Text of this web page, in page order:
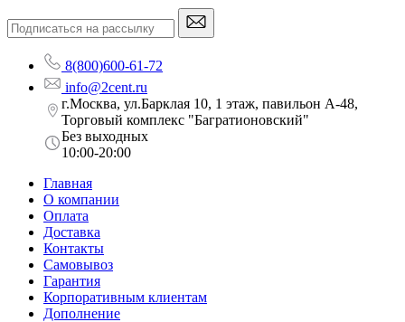
8(800)600-61-72
info@2cent.ru
г.Москва, ул.Барклая 10, 1 этаж, павильон А-48,
Торговый комплекс "Багратионовский"
Без выходных
10:00-20:00
Главная
О компании
Оплата
Доставка
Контакты
Самовывоз
Гарантия
Корпоративным клиентам
Дополнение